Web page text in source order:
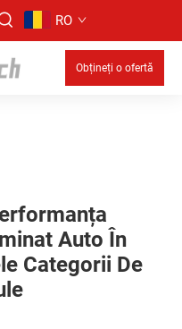
RO
Obțineți o ofertă
Auto În
Categorii De